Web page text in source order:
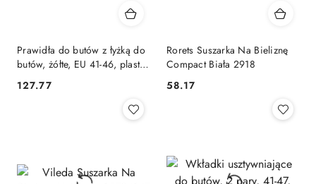
Prawidła do butów z łyżką do
butów, żółte, EU 41-46, plastik
Cena:
127.77
Rorets Suszarka Na Bieliznę
Compact Biała 2918
Cena:
58.17